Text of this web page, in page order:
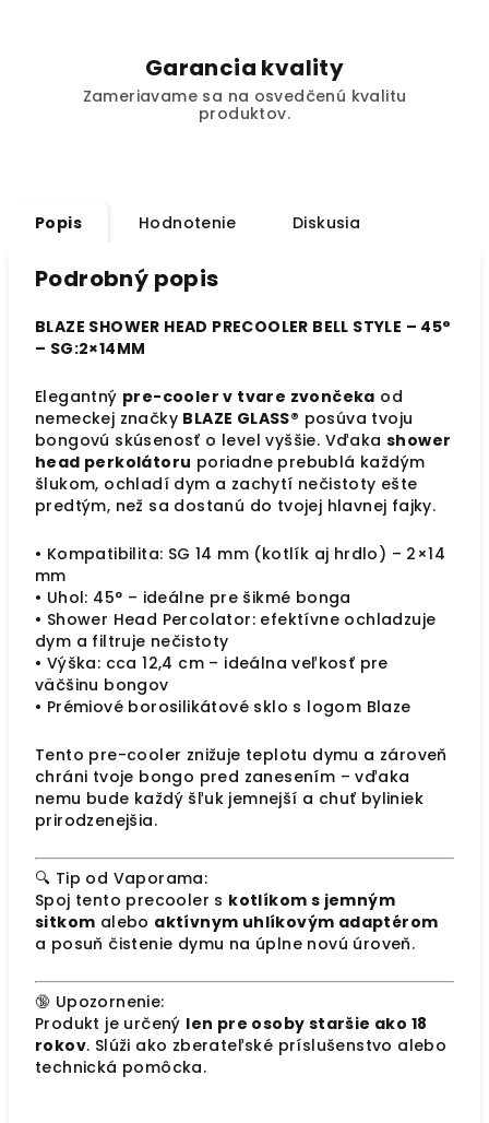
Garancia kvality
Zameriavame sa na osvedčenú kvalitu
produktov.
Popis Hodnotenie Diskusia
Podrobný popis
BLAZE SHOWER HEAD PRECOOLER BELL STYLE – 45°
– SG:2×14MM
Elegantný pre-cooler v tvare zvončeka od
nemeckej značky BLAZE GLASS® posúva tvoju
bongovú skúsenosť o level vyššie. Vďaka shower
head perkolátoru poriadne prebublá každým
šlukom, ochladí dym a zachytí nečistoty ešte
predtým, než sa dostanú do tvojej hlavnej fajky.
• Kompatibilita: SG 14 mm (kotlík aj hrdlo) – 2×14
mm
• Uhol: 45° – ideálne pre šikmé bonga
• Shower Head Percolator: efektívne ochladzuje
dym a filtruje nečistoty
• Výška: cca 12,4 cm – ideálna veľkosť pre
väčšinu bongov
• Prémiové borosilikátové sklo s logom Blaze
Tento pre-cooler znižuje teplotu dymu a zároveň
chráni tvoje bongo pred zanesením – vďaka
nemu bude každý šľuk jemnejší a chuť byliniek
prirodzenejšia.
🔍 Tip od Vaporama:
Spoj tento precooler s kotlíkom s jemným
sitkom alebo aktívnym uhlíkovým adaptérom
a posuň čistenie dymu na úplne novú úroveň.
🔞 Upozornenie:
Produkt je určený len pre osoby staršie ako 18
rokov. Slúži ako zberateľské príslušenstvo alebo
technická pomôcka.